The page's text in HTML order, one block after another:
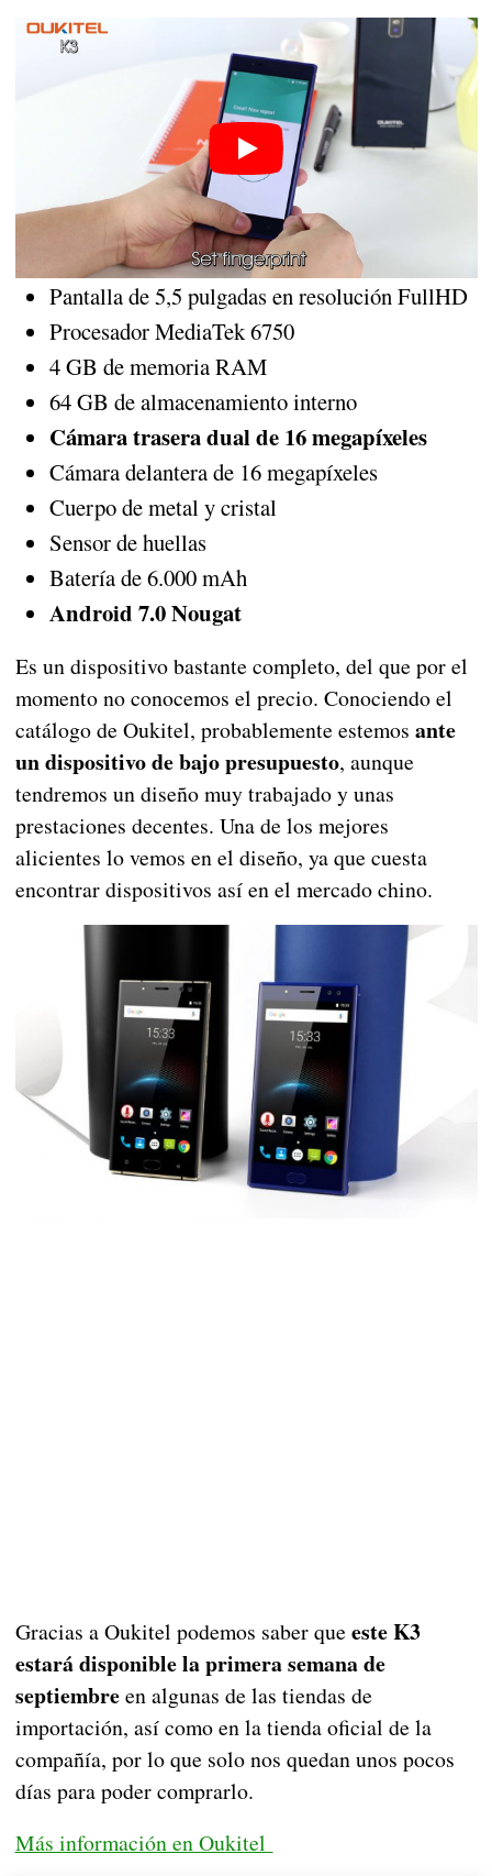
Pantalla de 5,5 pulgadas en resolución FullHD
Procesador MediaTek 6750
4 GB de memoria RAM
64 GB de almacenamiento interno
Cámara trasera dual de 16 megapíxeles
Cámara delantera de 16 megapíxeles
Cuerpo de metal y cristal
Sensor de huellas
Batería de 6.000 mAh
Android 7.0 Nougat
Es un dispositivo bastante completo, del que por el
momento no conocemos el precio. Conociendo el
catálogo de Oukitel, probablemente estemos ante
un dispositivo de bajo presupuesto, aunque
tendremos un diseño muy trabajado y unas
prestaciones decentes. Una de los mejores
alicientes lo vemos en el diseño, ya que cuesta
encontrar dispositivos así en el mercado chino.
Gracias a Oukitel podemos saber que este K3
estará disponible la primera semana de
septiembreen algunas de las tiendas de
importación, así como en la tienda oficial de la
compañía, por lo que solo nos quedan unos pocos
días para poder comprarlo.
Más información en Oukitel